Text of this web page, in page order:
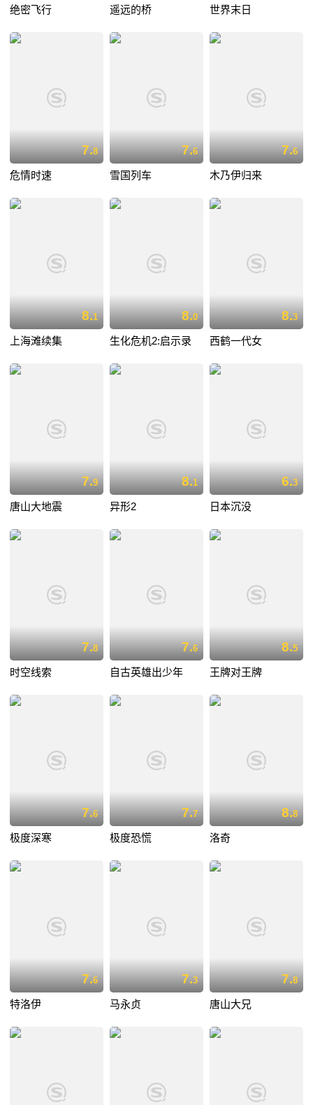
绝密飞行 遥远的桥 世界末日
7.8
危情时速
7.6
雪国列车
7.6
木乃伊归来
8.1
上海滩续集
8.0
生化危机2:启示录
8.3
西鹤一代女
7.9
唐山大地震
8.1
异形2
6.3
日本沉没
7.8
时空线索
7.6
自古英雄出少年
8.5
王牌对王牌
7.6
极度深寒
7.7
极度恐慌
8.8
洛奇
7.6
特洛伊
7.3
马永贞
7.8
唐山大兄